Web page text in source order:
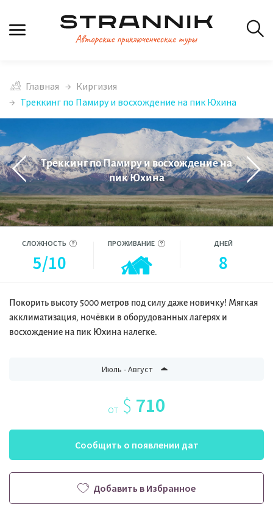
Главная
Киргизия
Треккинг по Памиру и восхождение на пик Юхина
Треккинг по Памиру и восхождение на
пик Юхина
СЛОЖНОСТЬ
5/10
ПРОЖИВАНИЕ ДНЕЙ
8
Покорить высоту 5000 метров под силу даже новичку! Мягкая
акклиматизация, ночёвки в оборудованных лагерях и
восхождение на пик Юхина налегке.
Июль - Август
от $ 710
Сообщить о появлении дат
Добавить в Избранное